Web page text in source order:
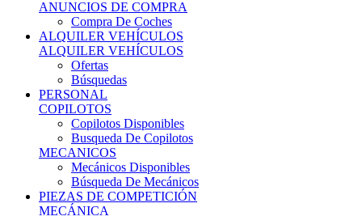
ANUNCIOS DE COMPRA
Compra De Coches
ALQUILER VEHÍCULOS
ALQUILER VEHÍCULOS
Ofertas
Búsquedas
PERSONAL
COPILOTOS
Copilotos Disponibles
Busqueda De Copilotos
MECANICOS
Mecánicos Disponibles
Búsqueda De Mecánicos
PIEZAS DE COMPETICIÓN
MECÁNICA